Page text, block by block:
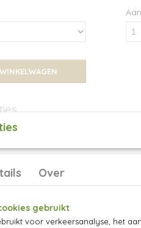
'Martin'
Krachtige
struik bloeit in maart-
hebben ze een
begin juni.
Over
gebruikt
voor verkeersanalyse, het